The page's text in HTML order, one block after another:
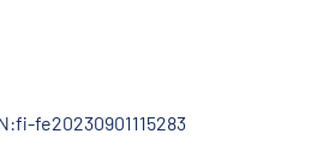
fe20230901115283